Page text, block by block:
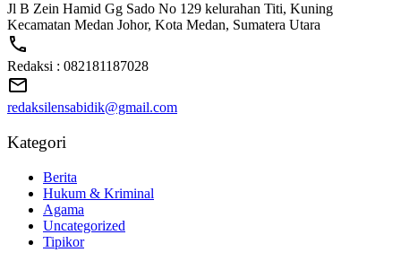
Jl B Zein Hamid Gg Sado No 129 kelurahan Titi, Kuning
Kecamatan Medan Johor, Kota Medan, Sumatera Utara
Redaksi : 082181187028
redaksilensabidik@gmail.com
Kategori
Berita
Hukum & Kriminal
Agama
Uncategorized
Tipikor